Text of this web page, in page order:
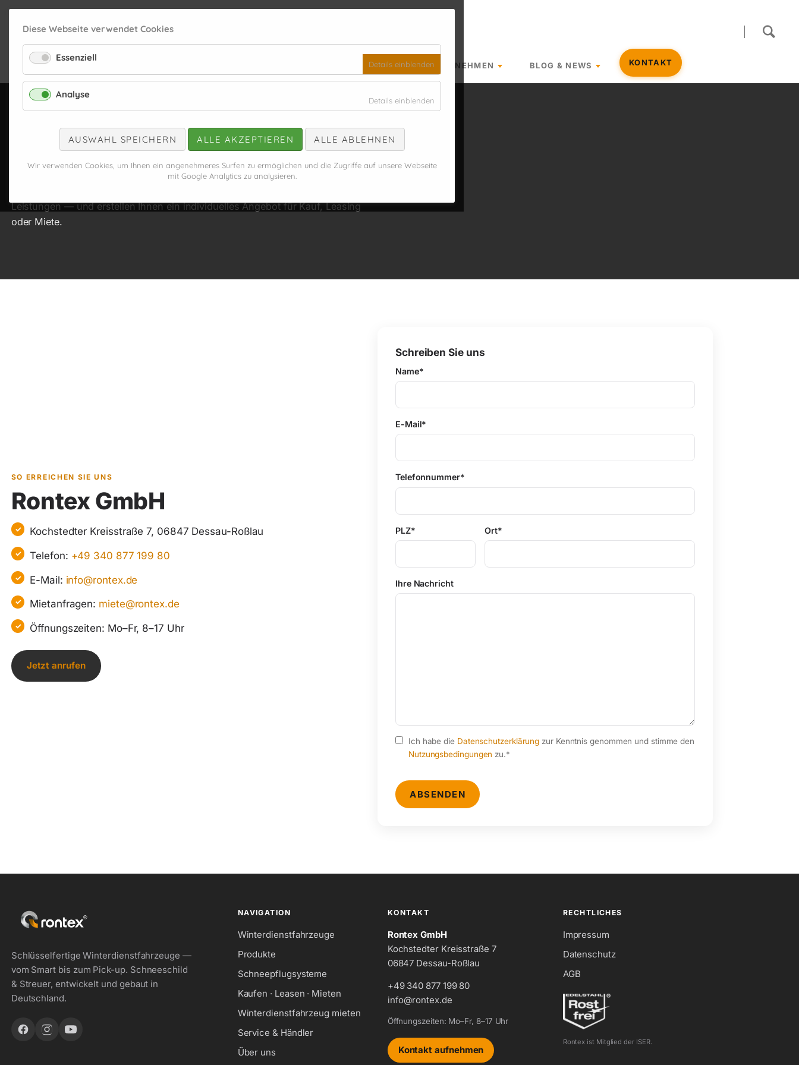
Diese Webseite verwendet Cookies
Essenziell
Details einblenden
Essenziell
Analyse
Details einblenden
Analyse
AUSWAHL SPEICHERN ALLE AKZEPTIEREN ALLE ABLEHNEN
Wir verwenden Cookies, um Ihnen ein angenehmeres Surfen zu ermöglichen und die Zugriffe auf unsere Webseite
mit Google Analytics zu analysieren.
Navigation
überspringen
PRODUKTE KAUFEN, LEASEN, MIETEN UNTERNEHMEN BLOG & NEWS KONTAKT
KONTAKT
Kontaktieren Sie uns
Leistungen — und erstellen Ihnen ein individuelles Angebot für Kauf, Leasing
oder Miete.
SO ERREICHEN SIE UNS
Rontex GmbH
Kochstedter Kreisstraße 7, 06847 Dessau-Roßlau
Telefon: +49 340 877 199 80
E-Mail: info@rontex.de
Mietanfragen: miete@rontex.de
Öffnungszeiten: Mo–Fr, 8–17 Uhr
Jetzt anrufen
Schreiben Sie uns
Name*
E-Mail*
Telefonnummer*
PLZ* Ort*
Ihre Nachricht
Ich habe die Datenschutzerklärung zur Kenntnis genommen und stimme den
Nutzungsbedingungen zu.*
ABSENDEN
Schlüsselfertige Winterdienstfahrzeuge —
vom Smart bis zum Pick-up. Schneeschild
& Streuer, entwickelt und gebaut in
Deutschland.
NAVIGATION
Winterdienstfahrzeuge
Produkte
Schneepflugsysteme
Kaufen · Leasen · Mieten
Winterdienstfahrzeug mieten
Service & Händler
Über uns
KONTAKT
Rontex GmbH
Kochstedter Kreisstraße 7
06847 Dessau-Roßlau
+49 340 877 199 80
info@rontex.de
Öffnungszeiten: Mo–Fr, 8–17 Uhr
Kontakt aufnehmen
RECHTLICHES
Impressum
Datenschutz
AGB
Rontex ist Mitglied der ISER.